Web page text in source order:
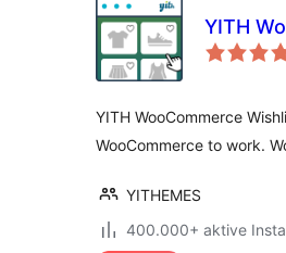
YITH
YITH WooCommerce
WooCommerce to work.
YITHEMES
400.000+ aktive